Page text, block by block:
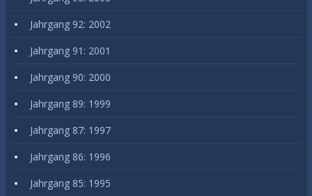
Jahrgang 92: 2002
Jahrgang 91: 2001
Jahrgang 90: 2000
Jahrgang 89: 1999
Jahrgang 87: 1997
Jahrgang 86: 1996
Jahrgang 85: 1995